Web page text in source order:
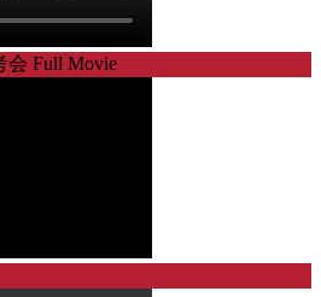
会 Full Movie